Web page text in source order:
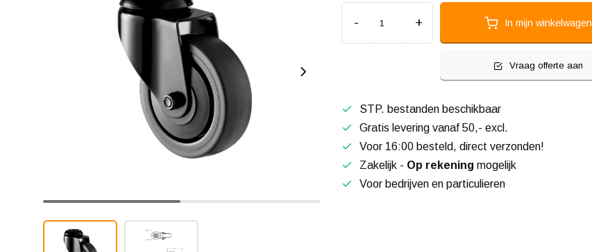
- + In mijn winkelwagen
Vraag offerte aan
STP. bestanden beschikbaar
Gratis levering vanaf 50,- excl.
Voor 16:00 besteld, direct verzonden!
Zakelijk - Op rekening mogelijk
Voor bedrijven en particulieren